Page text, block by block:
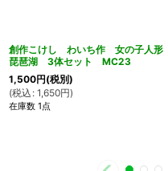
創作こけし わいち作 女の子人形
琵琶湖 3体セット MC23
1,500円(税別)
(税込 : 1,650円)
在庫数 1点